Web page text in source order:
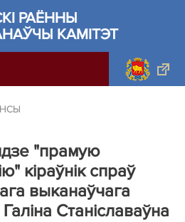
РАЁННЫ
КАМІТЭТ
"прамую
кіраўнік спраў
выканаўчага
Станіславаўна